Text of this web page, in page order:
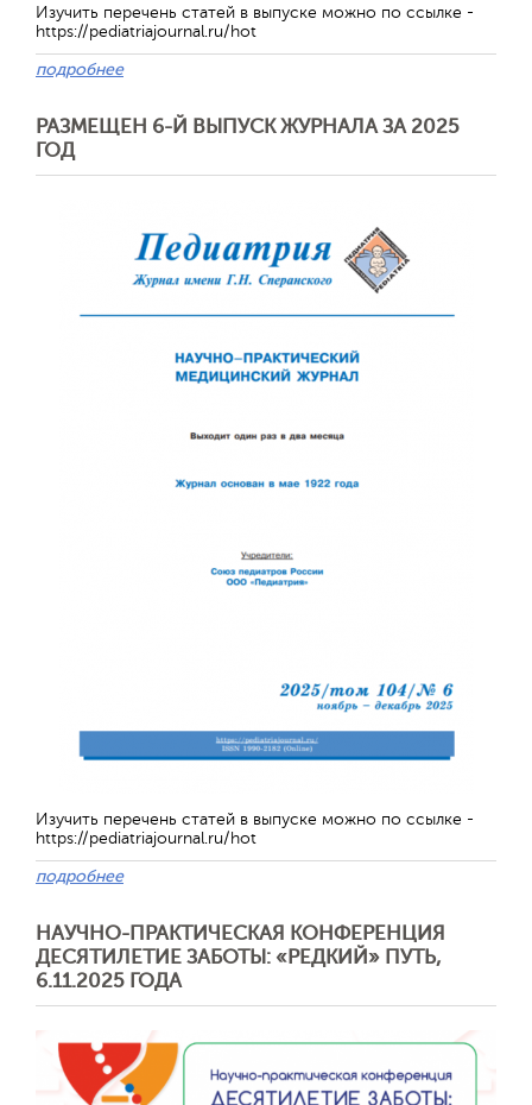
Изучить перечень статей в выпуске можно по ссылке -
https://pediatriajournal.ru/hot
подробнее
РАЗМЕЩЕН 6-Й ВЫПУСК ЖУРНАЛА ЗА 2025
ГОД
Изучить перечень статей в выпуске можно по ссылке -
https://pediatriajournal.ru/hot
подробнее
НАУЧНО-ПРАКТИЧЕСКАЯ КОНФЕРЕНЦИЯ
ДЕСЯТИЛЕТИЕ ЗАБОТЫ: «РЕДКИЙ» ПУТЬ,
6.11.2025 ГОДА
Обратная